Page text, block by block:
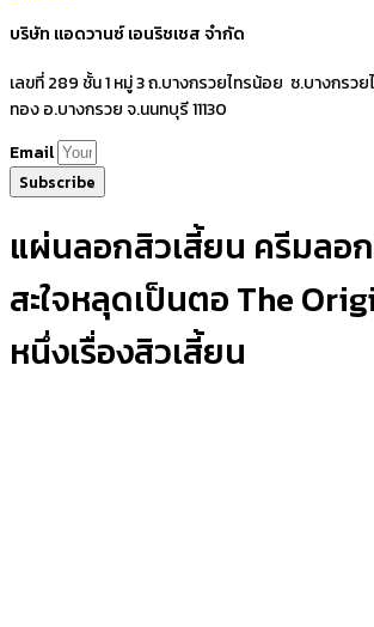
บริษัท แอดวานซ์ เอนริชเชส จำกัด
เลขที่ 289 ชั้น 1 หมู่ 3 ถ.บางกรวยไทรน้อย ซ.บางกรว
ทอง อ.บางกรวย จ.นนทบุรี 11130
Email
Subscribe
แผ่นลอกสิวเสี้ยน ครีมลอ
สะใจหลุดเป็นตอ The
หนึ่งเรื่องสิวเสี้ยน